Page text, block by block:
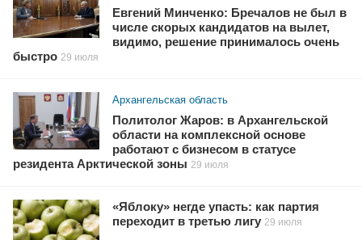
Евгений Минченко: Бречалов не был в
числе скорых кандидатов на вылет,
видимо, решение принималось очень
быстро 29 июля
Архангельская область
Политолог Жаров: в Архангельской
области на комплексной основе
работают с бизнесом в статусе
резидента Арктической зоны 29 июля
«Яблоку» негде упасть: как партия
переходит в третью лигу 29 июля